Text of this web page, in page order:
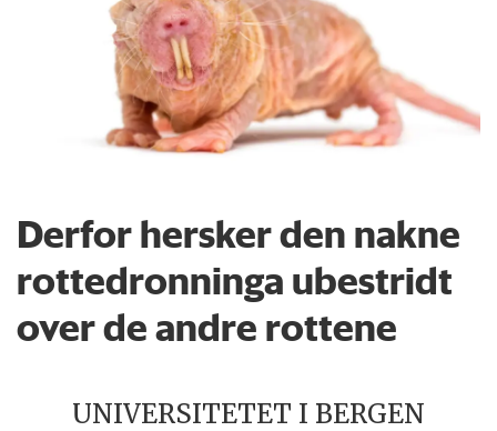
Derfor hersker den nakne
rottedronninga ubestridt
over de andre rottene
UNIVERSITETET I BERGEN